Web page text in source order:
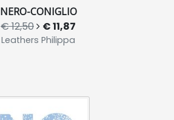
NERO-CONIGLIO
€ 12,50 € 11,87
Leathers Philippa